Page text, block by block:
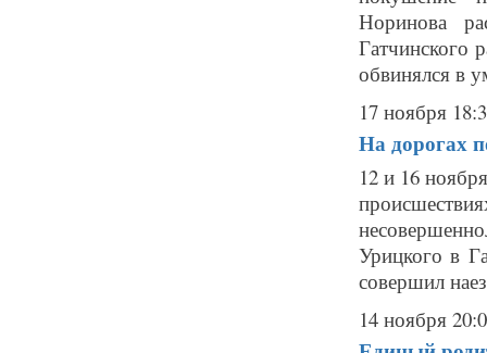
Норинова
Гатчинского
обвинялся в
17 ноября
На дорогах
12 и 16
Урицкого в
совершил
14 ноября